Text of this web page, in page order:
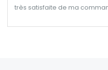
très satisfaite de ma